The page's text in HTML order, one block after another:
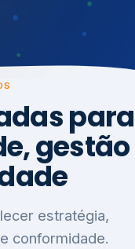
para
gestão
estratégia,
conformidade.